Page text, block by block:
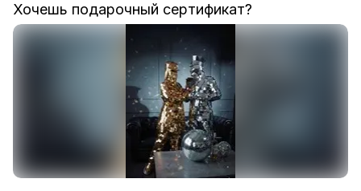
Хочешь подарочный сертификат?